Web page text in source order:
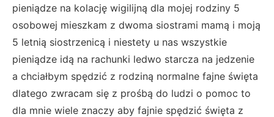
pieniądze na kolację wigilijną dla mojej rodziny 5
osobowej mieszkam z dwoma siostrami mamą i moją
5 letnią siostrzenicą i niestety u nas wszystkie
pieniądze idą na rachunki ledwo starcza na jedzenie
a chciałbym spędzić z rodziną normalne fajne święta
dlatego zwracam się z prośbą do ludzi o pomoc to
dla mnie wiele znaczy aby fajnie spędzić święta z